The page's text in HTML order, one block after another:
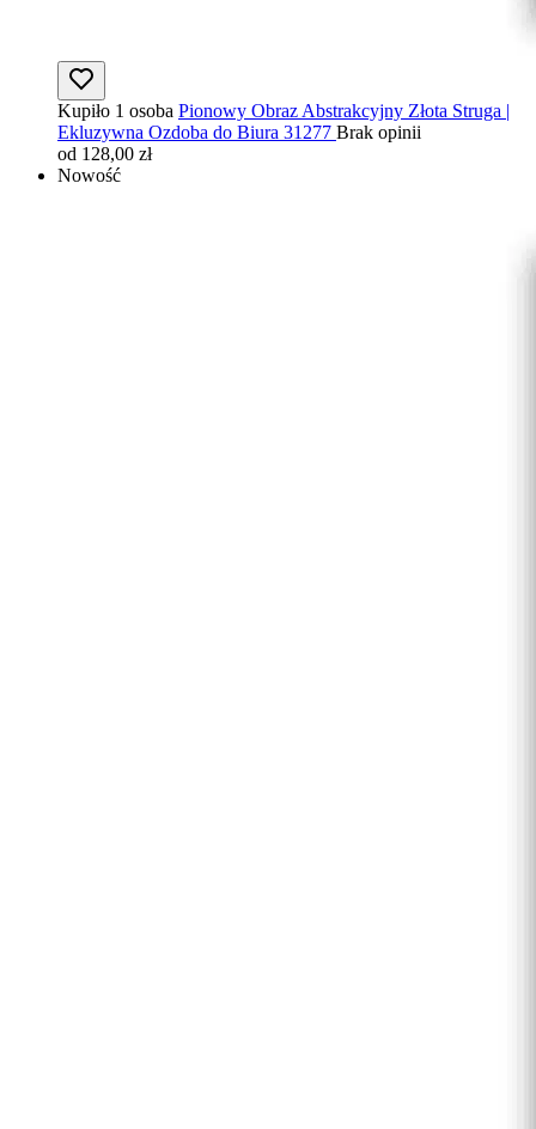
Kupiło 1 osoba Pionowy Obraz Abstrakcyjny Złota Struga |
Ekluzywna Ozdoba do Biura 31277 Brak opinii
od 128,00 zł
Nowość